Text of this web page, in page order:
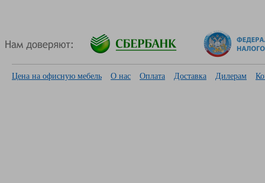
Цена на офисную мебель О нас Оплата Доставка Дилерам